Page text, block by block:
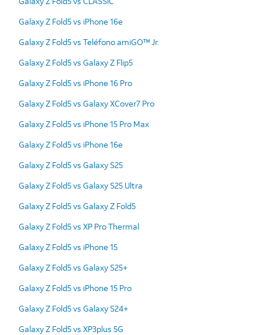
Galaxy Z Fold5 vs iPhone 16e
Galaxy Z Fold5 vs Teléfono amiGO™ Jr.
Galaxy Z Fold5 vs Galaxy Z Flip5
Galaxy Z Fold5 vs iPhone 16 Pro
Galaxy Z Fold5 vs Galaxy XCover7 Pro
Galaxy Z Fold5 vs iPhone 15 Pro Max
Galaxy Z Fold5 vs iPhone 16e
Galaxy Z Fold5 vs Galaxy S25
Galaxy Z Fold5 vs Galaxy S25 Ultra
Galaxy Z Fold5 vs Galaxy Z Fold5
Galaxy Z Fold5 vs XP Pro Thermal
Galaxy Z Fold5 vs iPhone 15
Galaxy Z Fold5 vs Galaxy S25+
Galaxy Z Fold5 vs iPhone 15 Pro
Galaxy Z Fold5 vs Galaxy S24+
Galaxy Z Fold5 vs XP3plus 5G